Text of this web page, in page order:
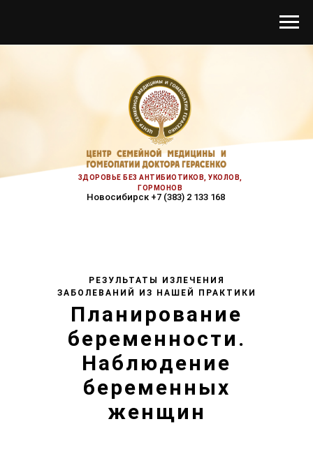
ЗДОРОВЬЕ БЕЗ АНТИБИОТИКОВ, УКОЛОВ,
ГОРМОНОВ
Новосибирск +7 (383) 2 133 168
Планирование
беременности.
Наблюдение
беременных
женщин
РЕЗУЛЬТАТЫ ИЗЛЕЧЕНИЯ
ЗАБОЛЕВАНИЙ ИЗ НАШЕЙ ПРАКТИКИ